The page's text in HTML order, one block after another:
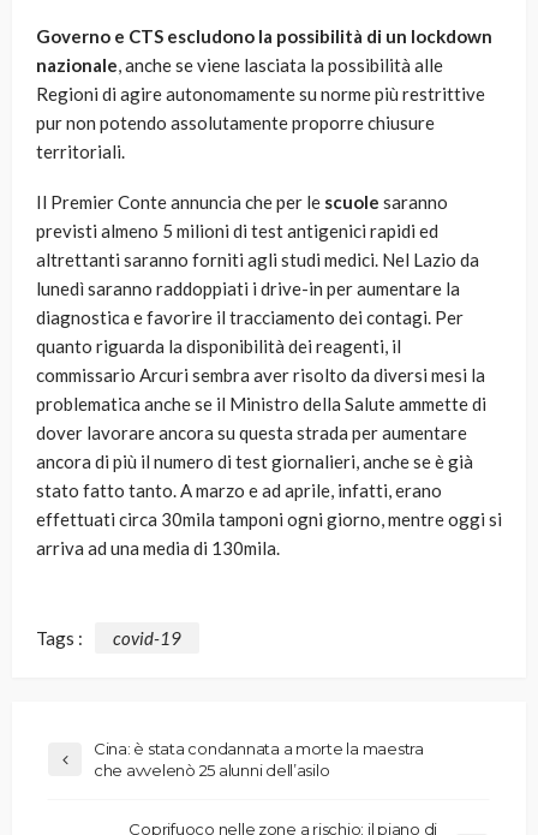
Governo e CTS escludono la possibilità di un lockdown
nazionale, anche se viene lasciata la possibilità alle
Regioni di agire autonomamente su norme più restrittive
pur non potendo assolutamente proporre chiusure
territoriali.
Il Premier Conte annuncia che per le scuole saranno
previsti almeno 5 milioni di test antigenici rapidi ed
altrettanti saranno forniti agli studi medici. Nel Lazio da
lunedì saranno raddoppiati i drive-in per aumentare la
diagnostica e favorire il tracciamento dei contagi. Per
quanto riguarda la disponibilità dei reagenti, il
commissario Arcuri sembra aver risolto da diversi mesi la
problematica anche se il Ministro della Salute ammette di
dover lavorare ancora su questa strada per aumentare
ancora di più il numero di test giornalieri, anche se è già
stato fatto tanto. A marzo e ad aprile, infatti, erano
effettuati circa 30mila tamponi ogni giorno, mentre oggi si
arriva ad una media di 130mila.
Tags : covid-19
Cina: è stata condannata a morte la maestra
che avvelenò 25 alunni dell’asilo
Coprifuoco nelle zone a rischio: il piano di